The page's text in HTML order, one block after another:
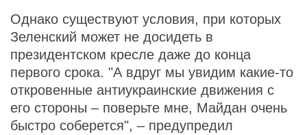
Однако существуют условия, при которых
Зеленский может не досидеть в
президентском кресле даже до конца
первого срока. "А вдруг мы увидим какие-то
откровенные антиукраинские движения с
его стороны – поверьте мне, Майдан очень
быстро соберется", – предупредил